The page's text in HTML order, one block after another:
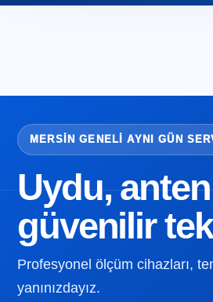
MERSIN GENELI AYNI GÜN
Uydu,
güvenilir
Profesyonel ölçüm cihazları,
yanınızdayız.